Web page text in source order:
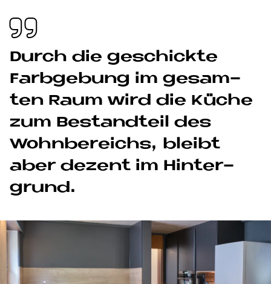
Durch die ge­schick­te
Farb­ge­bung im ge­sam­
ten Raum wird die Kü­che
zum Be­stand­teil des
Wohn­be­reichs, blei­bt
aber de­zent im Hin­ter­
grund.